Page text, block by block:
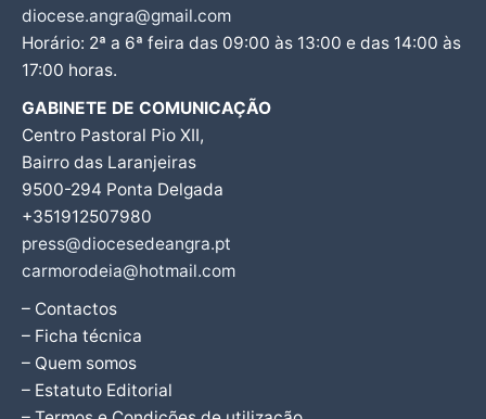
diocese.angra@gmail.com
Horário: 2ª a 6ª feira das 09:00 às 13:00 e das 14:00 às
17:00 horas.
GABINETE DE COMUNICAÇÃO
Centro Pastoral Pio XII,
Bairro das Laranjeiras
9500-294 Ponta Delgada
+351912507980
press@diocesedeangra.pt
carmorodeia@hotmail.com
– Contactos
– Ficha técnica
– Quem somos
– Estatuto Editorial